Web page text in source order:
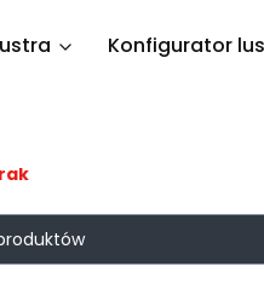
Konfigurator